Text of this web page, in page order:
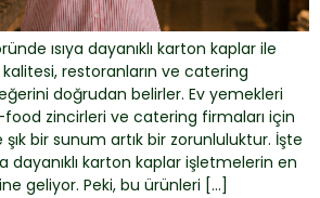
ısıya dayanıklı karton kaplar ile
restoranların ve catering
doğrudan belirler. Ev yemekleri
zincirleri ve catering firmaları için
bir sunum artık bir zorunluluktur. İşte
dayanıklı karton kaplar işletmelerin en
geliyor. Peki, bu ürünleri […]